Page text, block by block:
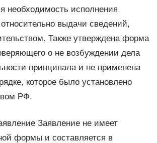
необходимость исполнения
выдачи сведений,
Также утверждена форма
о не возбуждении дела
принципала и не применена
которое было установлено
РФ.
Заявление не имеет
формы и составляется в